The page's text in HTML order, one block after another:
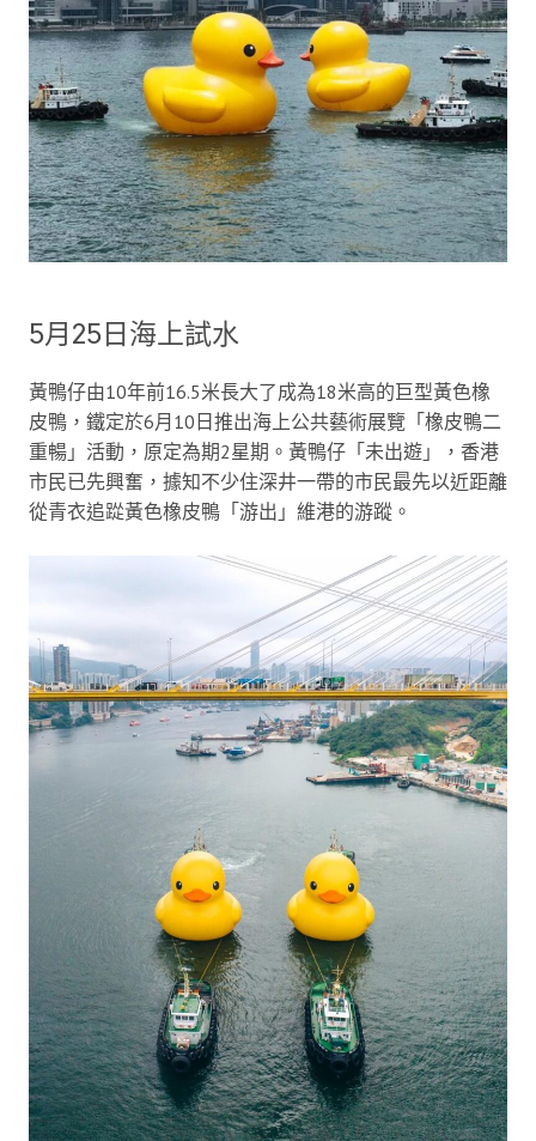
5月25日海上試水
黃鴨仔由10年前16.5米長大了成為18米高的巨型黃色橡
皮鴨，鐵定於6月10日推出海上公共藝術展覽「橡皮鴨二
重暢」活動，原定為期2星期。黃鴨仔「未出遊」，香港
市民已先興奮，據知不少住深井一帶的市民最先以近距離
從青衣追踨黃色橡皮鴨「游出」維港的游蹤。